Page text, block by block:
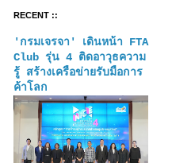
RECENT ::
'กรมเจรจา' เดินหน้า FTA
Club รุ่น 4 ติดอาวุธความ
รู้ สร้างเครือข่ายรับมือการ
ค้าโลก